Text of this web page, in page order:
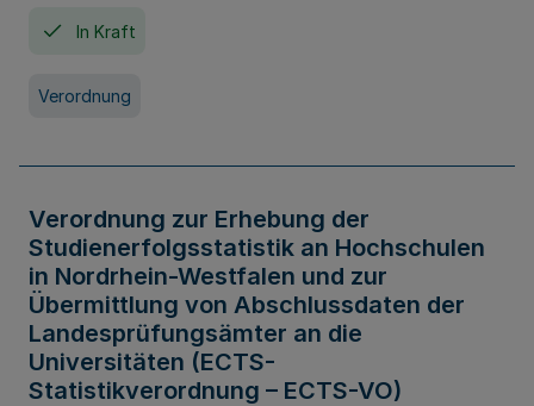
In Kraft
Verordnung
Verordnung zur Erhebung der
Studienerfolgsstatistik an Hochschulen
in Nordrhein-Westfalen und zur
Übermittlung von Abschlussdaten der
Landesprüfungsämter an die
Universitäten (ECTS-
Statistikverordnung – ECTS-VO)